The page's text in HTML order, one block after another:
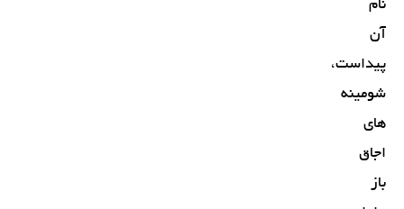
نام
آن
پیداست،
شومینه
های
اجاق
باز